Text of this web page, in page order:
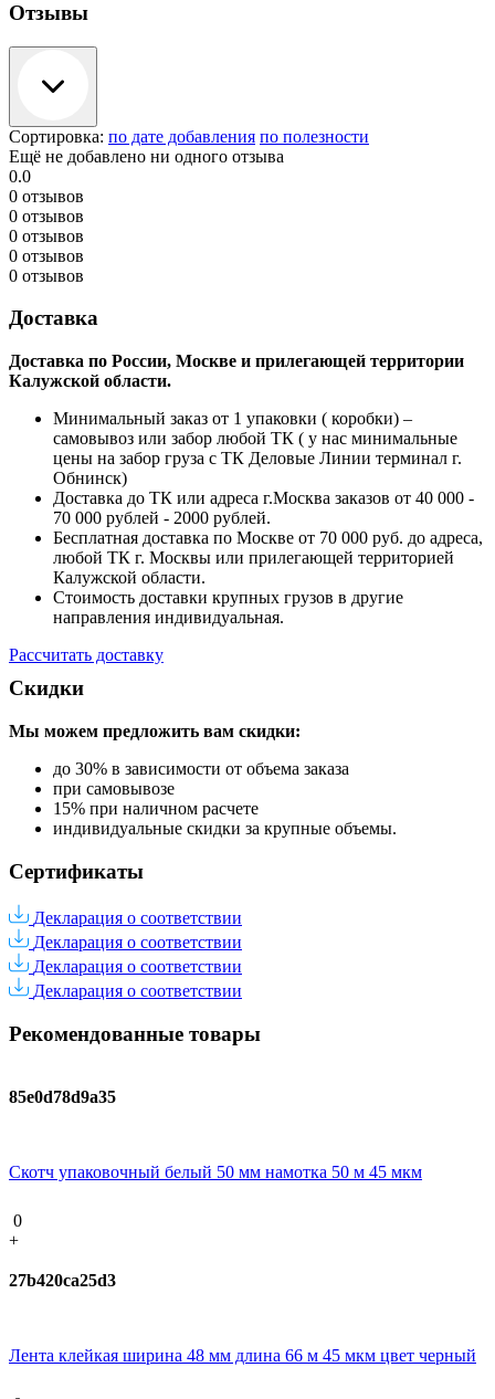
Отзывы
Сортировка: по дате добавления по полезности
Ещё не добавлено ни одного отзыва
0.0
0 отзывов
0 отзывов
0 отзывов
0 отзывов
0 отзывов
Доставка
Доставка по России, Москве и прилегающей территории
Калужской области.
Минимальный заказ от 1 упаковки ( коробки) –
самовывоз или забор любой ТК ( у нас минимальные
цены на забор груза с ТК Деловые Линии терминал г.
Обнинск)
Доставка до ТК или адреса г.Москва заказов от 40 000 -
70 000 рублей - 2000 рублей.
Бесплатная доставка по Москве от 70 000 руб. до адреса,
любой ТК г. Москвы или прилегающей территорией
Калужской области.
Стоимость доставки крупных грузов в другие
направления индивидуальная.
Рассчитать доставку
Скидки
Мы можем предложить вам скидки:
до 30% в зависимости от объема заказа
при самовывозе
15% при наличном расчете
индивидуальные скидки за крупные объемы.
Сертификаты
Декларация о соответствии
Декларация о соответствии
Декларация о соответствии
Декларация о соответствии
Рекомендованные товары
85e0d78d9a35
Скотч упаковочный белый 50 мм намотка 50 м 45 мкм
0
+
27b420ca25d3
Лента клейкая ширина 48 мм длина 66 м 45 мкм цвет черный